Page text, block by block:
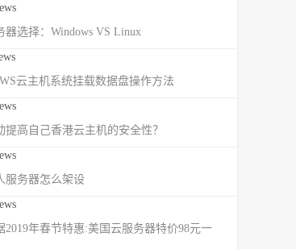
器选择：Windows VS Linux
云主机系统挂载数据盘操作方法
提高自己香港云主机的安全性？
服务器怎么架设
2019年春节特惠:美国云服务器特价98元一